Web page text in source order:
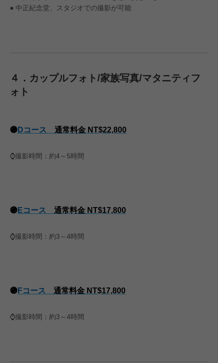
● 中正紀念堂、スタジオでの撮影が可能
４．カップルフォト/家族写真/マタニティフ
ォト
🟣Dコース 通常料金 NT$22,800
⌚️撮影時間：約4～5時間
🟣Eコース 通常料金 NT$17,800
⌚️撮影時間：約3～4時間
🟣Fコース 通常料金 NT$17,800
⌚️撮影時間：約3～4時間